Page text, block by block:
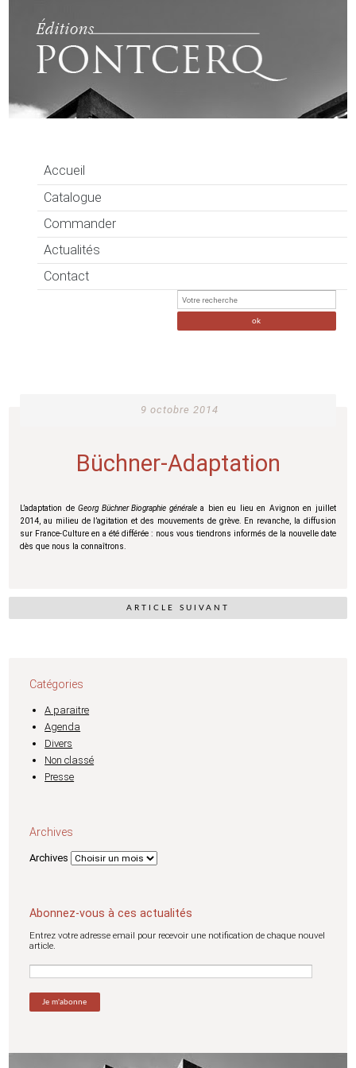
Accueil
Catalogue
Commander
Actualités
Contact
9 octobre 2014
Büchner-Adaptation
L’adaptation deGeorg Büchner Biographie généralea bien eu lieu en Avignon en juillet
2014, au milieu de l’agitation et des mouvements de grève. En revanche, la diffusion
sur France-Culture en a été différée : nous vous tiendrons informés de la nouvelle date
dès que nous la connaîtrons.
ARTICLE SUIVANT
Catégories
A paraitre
Agenda
Divers
Non classé
Presse
Archives
Archives
Abonnez-vous à ces actualités
Entrez votre adresse email pour recevoir une notification de chaque nouvel
article.
email: